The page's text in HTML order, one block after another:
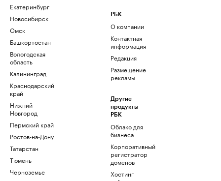
Екатеринбург
Новосибирск
Омск
Башкортостан
Вологодская
область
Калининград
Краснодарский
край
Нижний
Новгород
Пермский край
Ростов-на-Дону
Татарстан
Тюмень
Черноземье
РБК
О компании
Контактная
информация
Редакция
Размещение
рекламы
Другие
продукты
РБК
Облако для
бизнеса
Корпоративный
регистратор
доменов
Хостинг